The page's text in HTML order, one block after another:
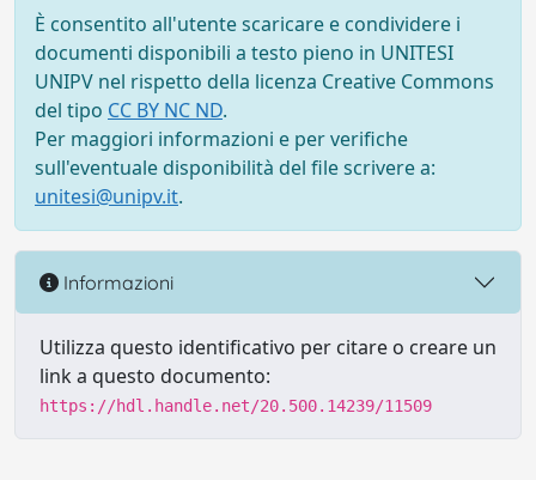
È consentito all'utente scaricare e condividere i
documenti disponibili a testo pieno in UNITESI
UNIPV nel rispetto della licenza Creative Commons
del tipo CC BY NC ND.
Per maggiori informazioni e per verifiche
sull'eventuale disponibilità del file scrivere a:
unitesi@unipv.it.
Informazioni
Utilizza questo identificativo per citare o creare un
link a questo documento:
https://hdl.handle.net/20.500.14239/11509